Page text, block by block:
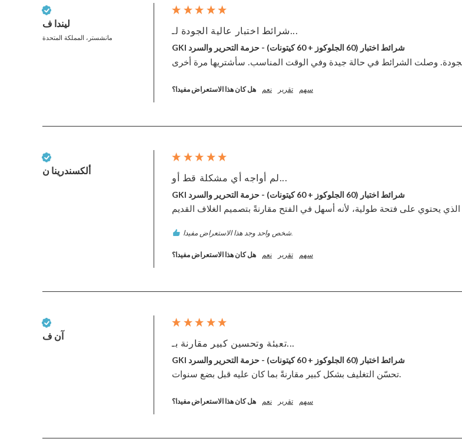
ليندا ف
مانشستر، المملكة المتحدة
شرائط اختبار عالية الجودة لـ...
GKI شرائط اختبار (60 الجلوكوز + 60 كيتونات) - حزمة التحرير والسرد
هل كان هذا الاستعراض مفيدا؟ نعم تقرير سهم
ألكسندرينا ن
GKI شرائط اختبار (60 الجلوكوز + 60 كيتونات) - حزمة التحرير والسرد
هل كان هذا الاستعراض مفيدا؟ نعم تقرير سهم
آن ف
تعبئة وتحسين كبير مقارنة بـ...
GKI شرائط اختبار (60 الجلوكوز + 60 كيتونات) - حزمة التحرير والسرد
تحسّن التغليف بشكل كبير مقارنةً بما كان عليه قبل بضع سنوات.
هل كان هذا الاستعراض مفيدا؟ نعم تقرير سهم